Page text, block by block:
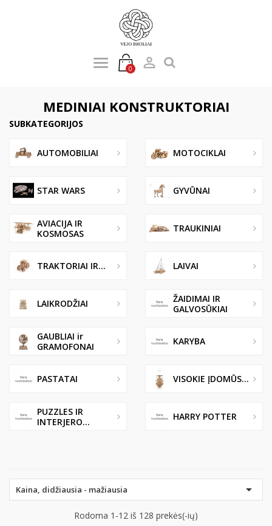
0 
MEDINIAI KONSTRUKTORIAI
SUBKATEGORIJOS
AUTOMOBILIAI MOTOCIKLAI
STAR WARS GYVŪNAI
AVIACIJA IR
KOSMOSAS
TRAUKINIAI
TRAKTORIAI IR... LAIVAI
LAIKRODŽIAI
ŽAIDIMAI IR
GALVOSŪKIAI
GAUBLIAI ir
GRAMOFONAI
KARYBA
PASTATAI VISOKIE ĮDOMŪS...
PUZZLES IR
INTERJERO...
HARRY POTTER
Kaina, didžiausia - mažiausia 
Rodoma 1-12 iš 128 prekės(-ių)